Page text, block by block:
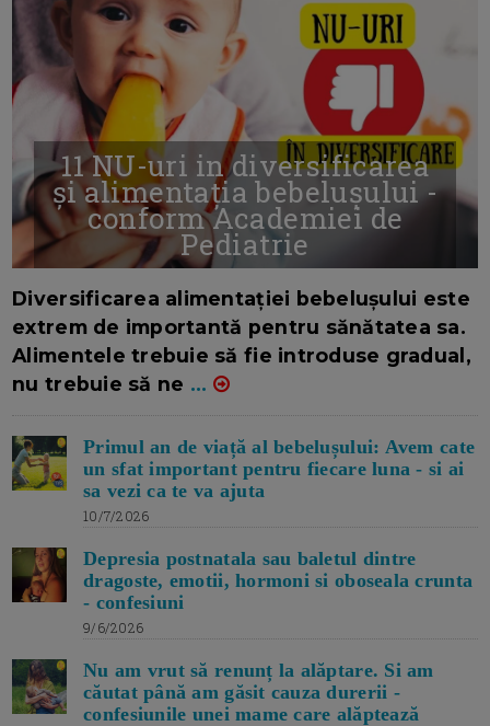
11 NU-uri in diversificarea
și alimentația bebelușului -
conform Academiei de
Pediatrie
Diversificarea alimentației bebelușului este
extrem de importantă pentru sănătatea sa.
Alimentele trebuie să fie introduse gradual,
nu trebuie să ne ...
Primul an de viață al bebelușului: Avem cate
un sfat important pentru fiecare luna - si ai
sa vezi ca te va ajuta
10/7/2026
Depresia postnatala sau baletul dintre
dragoste, emotii, hormoni si oboseala crunta
- confesiuni
9/6/2026
Nu am vrut să renunț la alăptare. Si am
căutat până am găsit cauza durerii -
confesiunile unei mame care alăptează